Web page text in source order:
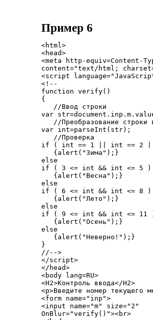
Пример 6
<html>
<head>
<meta http-equiv=Content-
content="text/html;
<script
<!--
function verify()
{
//Ввод строки
var
//Преобразование строки
var int=parseInt(str);
//Проверка
if ( int == 1 || int == 2
{alert("Зима");}
else
if ( 3 <= int && int <= 5
{alert("Весна");}
else
if ( 6 <= int && int <= 8
{alert("Лето");}
else
if ( 9 <= int && int <=
{alert("Осень");}
else
{alert("Неверно!");}
}
//-->
</script>
</head>
<body lang=RU>
<H2>Контроль ввода</H2>
<p>Введите номер текущего
<form name="inp">
<input name="m" size="2"
OnBlur="verify()"><br>